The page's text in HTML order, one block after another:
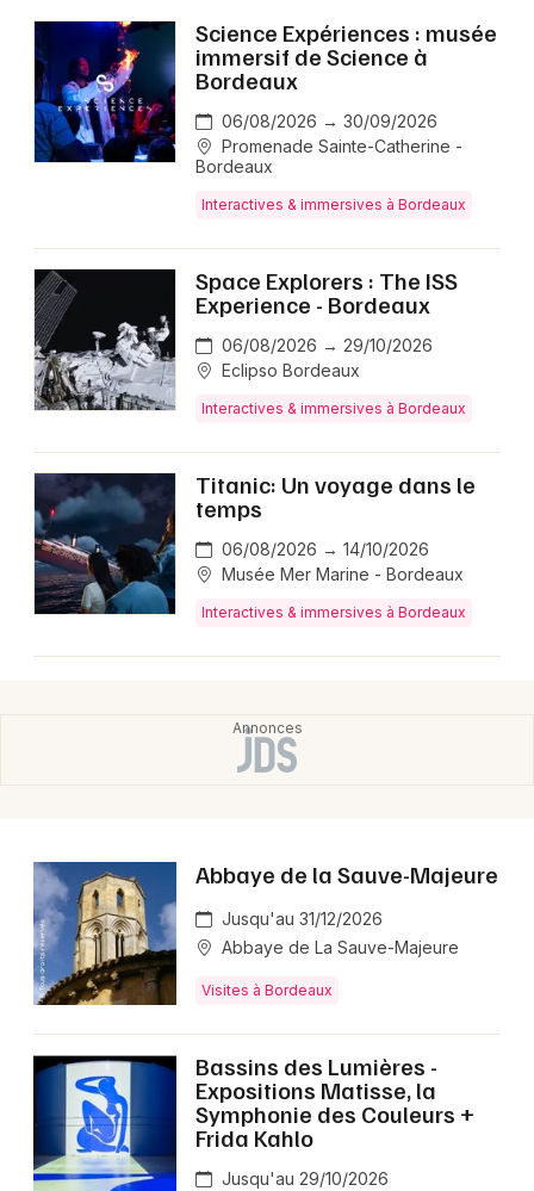
33 - Gironde
Choisir mes départements
Mon email
Je m'abonne
Science Expériences : musée
immersif de Science à
Bordeaux
06/08/2026 → 30/09/2026
Promenade Sainte-Catherine -
Bordeaux
Interactives & immersives à Bordeaux
Space Explorers : The ISS
Experience - Bordeaux
06/08/2026 → 29/10/2026
Eclipso Bordeaux
Interactives & immersives à Bordeaux
Titanic: Un voyage dans le
temps
06/08/2026 → 14/10/2026
Musée Mer Marine - Bordeaux
Interactives & immersives à Bordeaux
Abbaye de la Sauve-Majeure
Jusqu'au 31/12/2026
Abbaye de La Sauve-Majeure
Visites à Bordeaux
Bassins des Lumières -
Expositions Matisse, la
Symphonie des Couleurs +
Frida Kahlo
Jusqu'au 29/10/2026